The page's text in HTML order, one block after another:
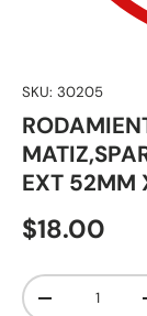
SKU: 30205
EXT 52MM
$18.00
Cant.
-